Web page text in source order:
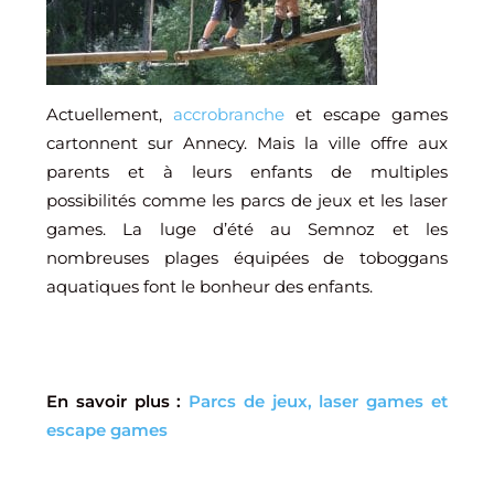
Actuellement, accrobranche et escape games
cartonnent sur Annecy. Mais la ville offre aux
parents et à leurs enfants de multiples
possibilités comme les parcs de jeux et les laser
games. La luge d’été au Semnoz et les
nombreuses plages équipées de toboggans
aquatiques font le bonheur des enfants.
En savoir plus : Parcs de jeux, laser games et
escape games